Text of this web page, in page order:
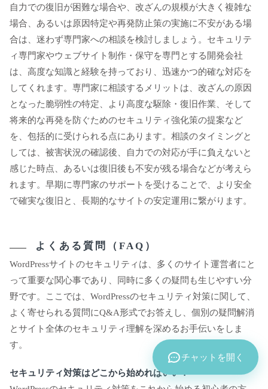
自力での復旧が困難な場合や、改ざんの規模が大きく複雑な
場合、あるいは原因特定や再発防止策の実施に不安がある場
合は、迷わず専門家への相談を検討しましょう。セキュリテ
ィ専門家やウェブサイト制作・保守を専門とする開発会社
は、高度な知識と経験を持っており、迅速かつ的確な対応を
してくれます。専門家に相談するメリットは、改ざんの原因
となった脆弱性の特定、より高度な駆除・復旧作業、そして
将来的な再発を防ぐためのセキュリティ強化策の提案など
を、包括的に受けられる点にあります。相談のタイミングと
しては、被害状況の確認後、自力での対応が手に負えないと
感じた時点、あるいは復旧後も不安が残る場合などが考えら
れます。早期に専門家のサポートを受けることで、より安全
で確実な復旧と、長期的なサイトの安定運用に繋がります。
よくある質問（FAQ）
WordPressサイトのセキュリティは、多くのサイト運営者にと
って重要な関心事であり、同時に多くの疑問も生じやすい分
野です。ここでは、WordPressのセキュリティ対策に関して、
よく寄せられる質問にQ&A形式でお答えし、個別の疑問解消
とサイト全体のセキュリティ理解を深めるお手伝いをしま
す。
セキュリティ対策はどこから始めればいい？
チャットを開く